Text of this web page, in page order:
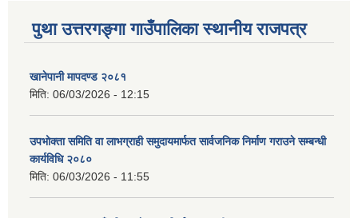
पुथा उत्तरगङ्गा गाउँपालिका स्थानीय राजपत्र
खानेपानी मापदण्ड २०८१
मिति: 06/03/2026 - 12:15
उपभोक्ता समिति वा लाभग्राही समुदायमार्फत सार्वजनिक निर्माण गराउने सम्बन्धी
कार्यविधि २०८०
मिति: 06/03/2026 - 11:55